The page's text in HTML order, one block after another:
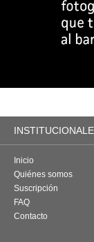
Inicio
Quiénes somos
Suscripción
FAQ
Contacto